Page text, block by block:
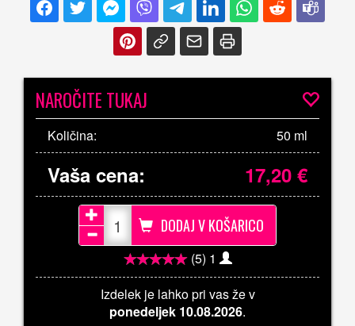
NAROČITE TUKAJ
Količina: 50 ml
Vaša cena: 17,20€
DODAJ V KOŠARICO
(5) 1
Izdelek je lahko pri vas že v
ponedeljek 10.08.2026.